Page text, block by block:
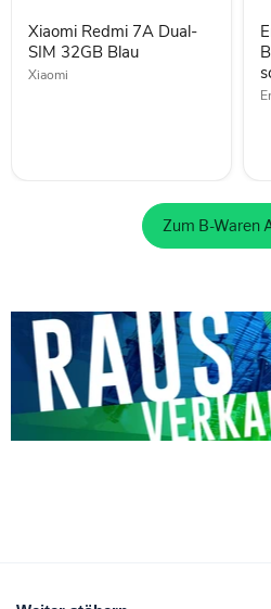
Blau
Xiaomi Redmi 7A Dual-
SIM 32GB Blau
Xiaomi
Zum B-Waren